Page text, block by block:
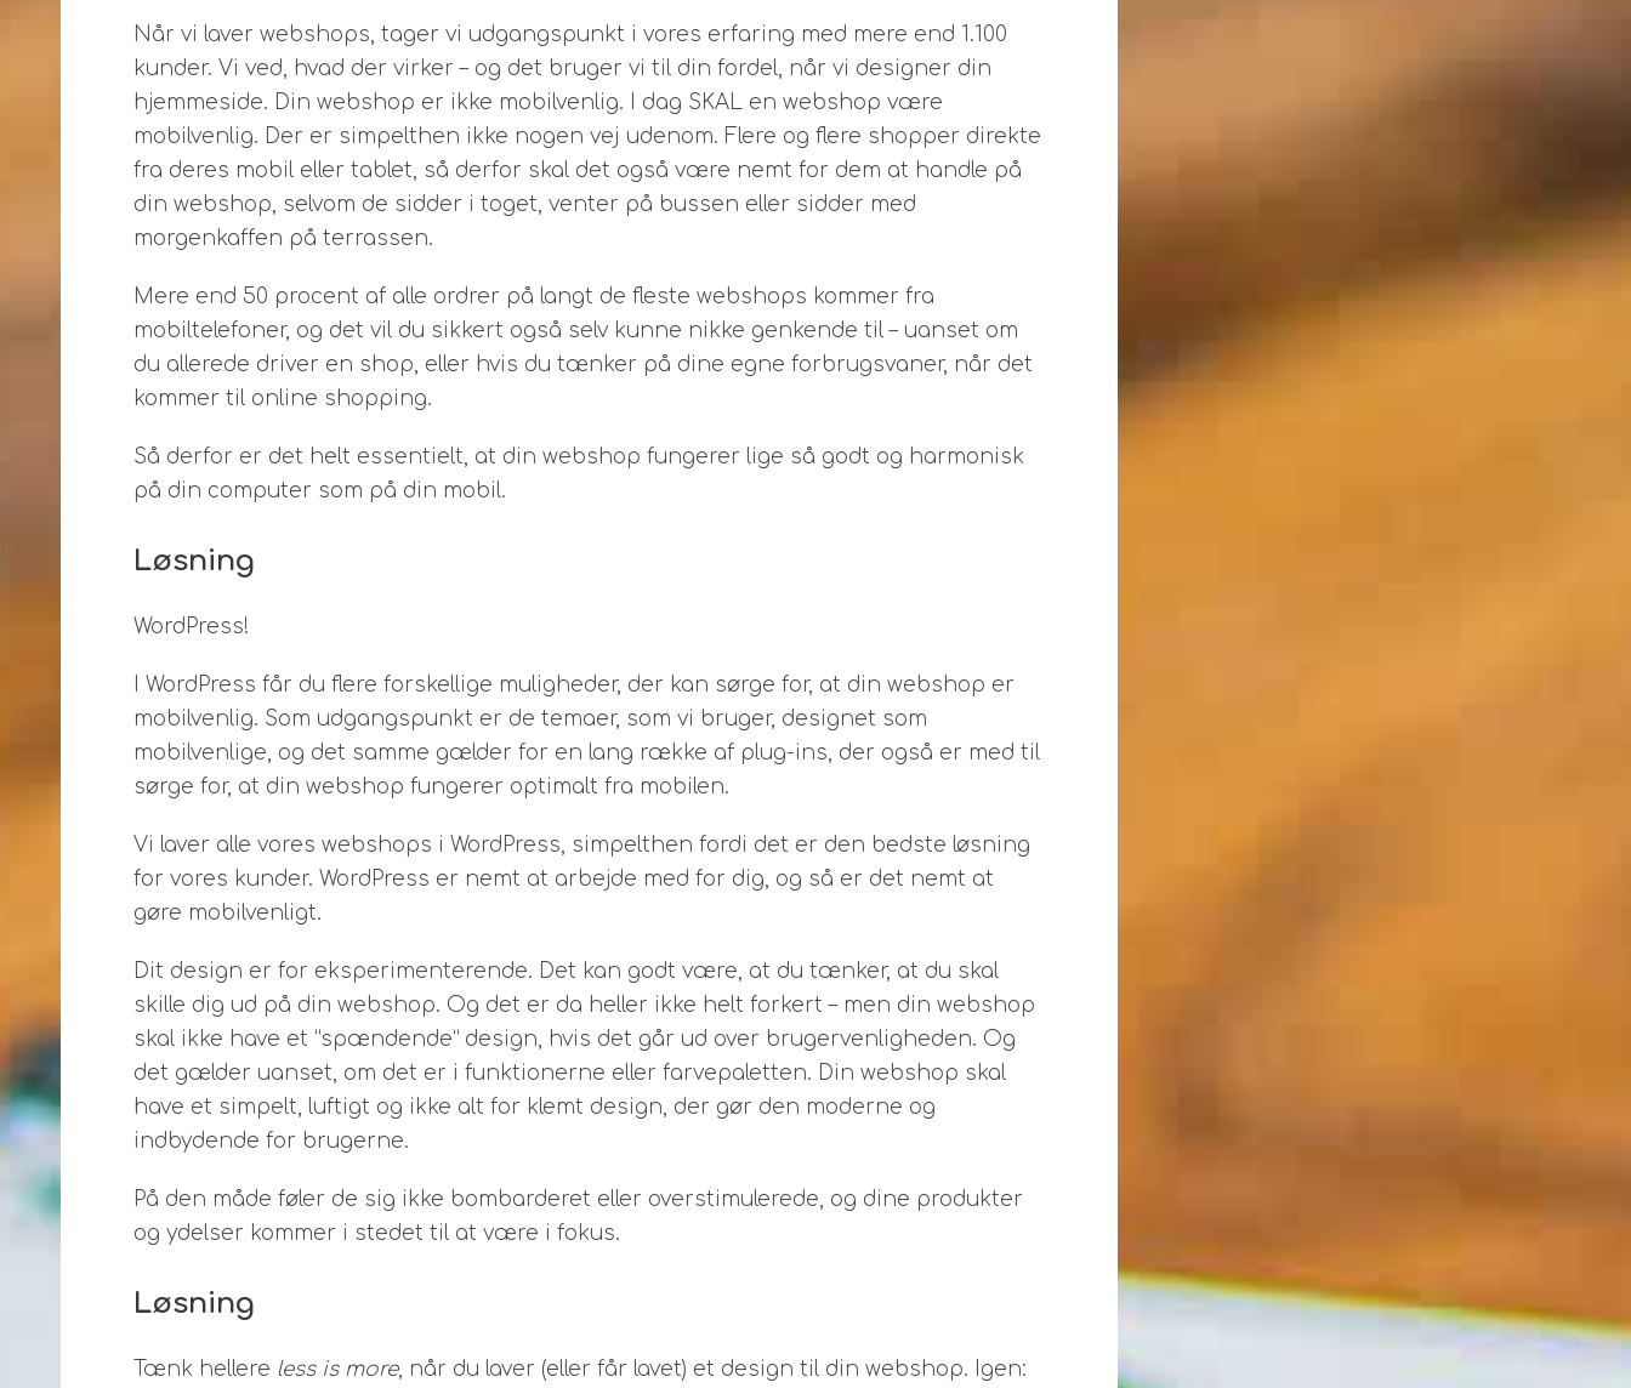
Når vi laver webshops, tager vi udgangspunkt i vores erfaring med mere end 1.100
kunder. Vi ved, hvad der virker – og det bruger vi til din fordel, når vi designer din
hjemmeside. Din webshop er ikke mobilvenlig. I dag SKAL en webshop være
mobilvenlig. Der er simpelthen ikke nogen vej udenom. Flere og flere shopper direkte
fra deres mobil eller tablet, så derfor skal det også være nemt for dem at handle på
din webshop, selvom de sidder i toget, venter på bussen eller sidder med
morgenkaffen på terrassen.
Mere end 50 procent af alle ordrer på langt de fleste webshops kommer fra
mobiltelefoner, og det vil du sikkert også selv kunne nikke genkende til – uanset om
du allerede driver en shop, eller hvis du tænker på dine egne forbrugsvaner, når det
kommer til online shopping.
Så derfor er det helt essentielt, at din webshop fungerer lige så godt og harmonisk
på din computer som på din mobil.
Løsning
WordPress!
I WordPress får du flere forskellige muligheder, der kan sørge for, at din webshop er
mobilvenlig. Som udgangspunkt er de temaer, som vi bruger, designet som
mobilvenlige, og det samme gælder for en lang række af plug-ins, der også er med til
sørge for, at din webshop fungerer optimalt fra mobilen.
Vi laver alle vores webshops i WordPress, simpelthen fordi det er den bedste løsning
for vores kunder. WordPress er nemt at arbejde med for dig, og så er det nemt at
gøre mobilvenligt.
Dit design er for eksperimenterende. Det kan godt være, at du tænker, at du skal
skille dig ud på din webshop. Og det er da heller ikke helt forkert – men din webshop
skal ikke have et “spændende” design, hvis det går ud over brugervenligheden. Og
det gælder uanset, om det er i funktionerne eller farvepaletten. Din webshop skal
have et simpelt, luftigt og ikke alt for klemt design, der gør den moderne og
indbydende for brugerne.
På den måde føler de sig ikke bombarderet eller overstimulerede, og dine produkter
og ydelser kommer i stedet til at være i fokus.
Løsning
Tænk hellere less is more, når du laver (eller får lavet) et design til din webshop. Igen: